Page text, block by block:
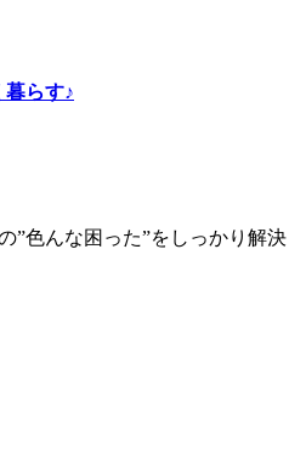
暮らす♪
色んな困った”をしっかり解